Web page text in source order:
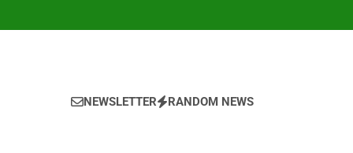
NEWSLETTER RANDOM NEWS